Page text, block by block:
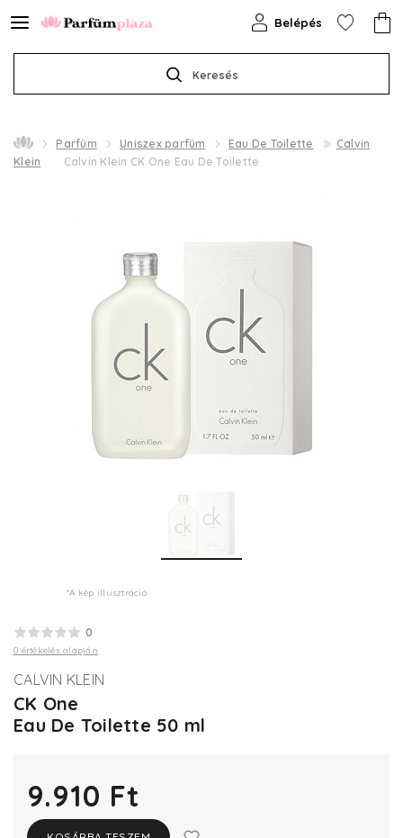
Keresés
Belépés
Parfüm Uniszex parfüm Eau De Toilette
Calvin
Klein
Calvin Klein CK One Eau De Toilette
*A kép illusztráció
0
0 értékelés alapján
CALVIN KLEIN
CK One
Eau De Toilette 50 ml
9.910 Ft